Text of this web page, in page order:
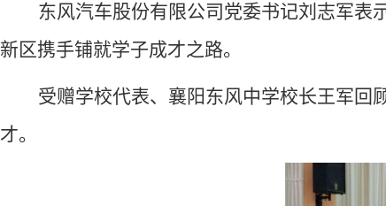
东风汽车股份有限公司党委书记刘志军表
新区携手铺就学子成才之路。
受赠学校代表、襄阳东风中学校长王军回
才。